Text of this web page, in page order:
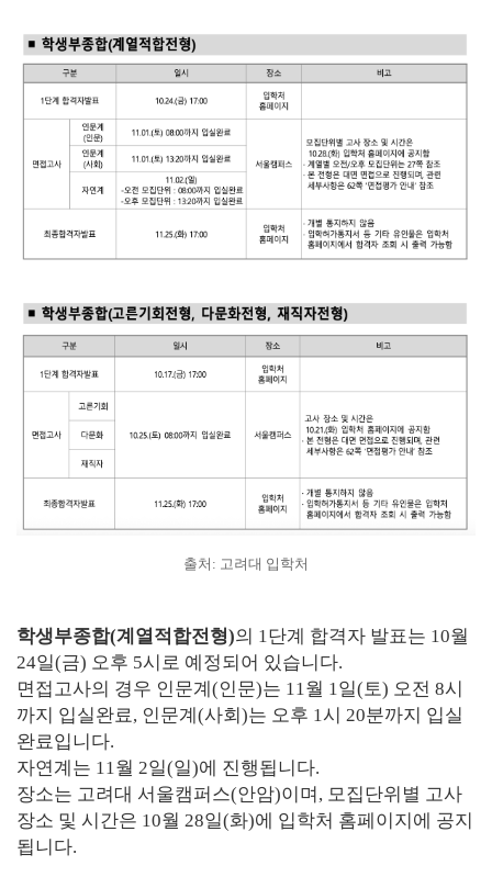
출처: 고려대 입학처
학생부종합(계열적합전형)의 1단계 합격자 발표는 10월
24일(금) 오후 5시로 예정되어 있습니다.
면접고사의 경우 인문계(인문)는 11월 1일(토) 오전 8시
까지 입실완료, 인문계(사회)는 오후 1시 20분까지 입실
완료입니다.
자연계는 11월 2일(일)에 진행됩니다.
장소는 고려대 서울캠퍼스(안암)이며, 모집단위별 고사
장소 및 시간은 10월 28일(화)에 입학처 홈페이지에 공지
됩니다.